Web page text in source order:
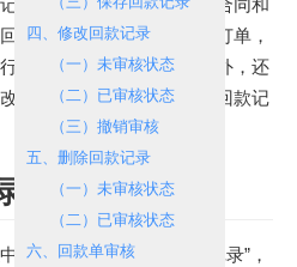
录数据，包括客户的销售合同和
款记录，选择客户和关联订单，
账户，上传凭证信息。此外，还
、删除和撤销操作，确保回款记
管理页面
点击“财务管理”>“回款记录”，
四、修改回款记录
（一）未审核状态
（二）已审核状态
（三）撤销审核
五、删除回款记录
（一）未审核状态
（二）已审核状态
六、回款单审核